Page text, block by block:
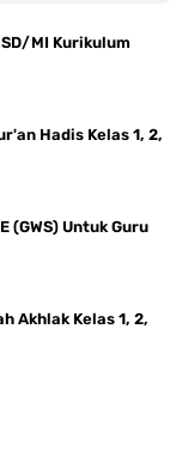
MI Kurikulum
Hadis Kelas 1, 2,
(GWS) Untuk Guru
Akhlak Kelas 1, 2,